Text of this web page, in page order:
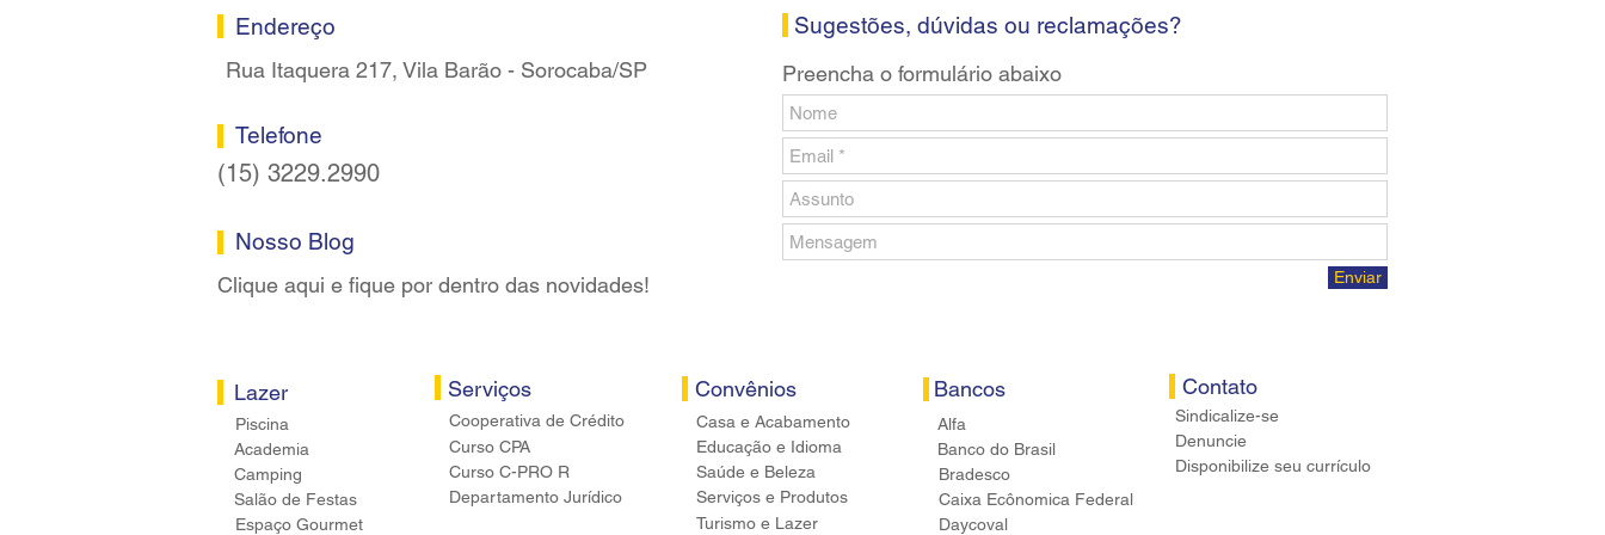
Endereço
Rua Itaquera 217, Vila Barão - Sorocaba/SP
Telefone
(15) 3229.2990
Nosso Blog
Clique aqui e fique por dentro das novidades!
Lazer
Piscina
Academia
Camping
Salão de Festas
Espaço Gourmet
Serviços
Cooperativa de Crédito
Curso CPA
Curso C-PRO R
Departamento Jurídico
Sugestões, dúvidas ou reclamações?
Preencha o formulário abaixo
Enviar
Convênios
Casa e Acabamento
Educação e Idioma
Saúde e Beleza
Serviços e Produtos
Turismo e Lazer
Bancos
Alfa
Banco do Brasil
Bradesco
Caixa Ecônomica Federal
Daycoval
Contato
Sindicalize-se
Denuncie
Disponibilize seu currículo